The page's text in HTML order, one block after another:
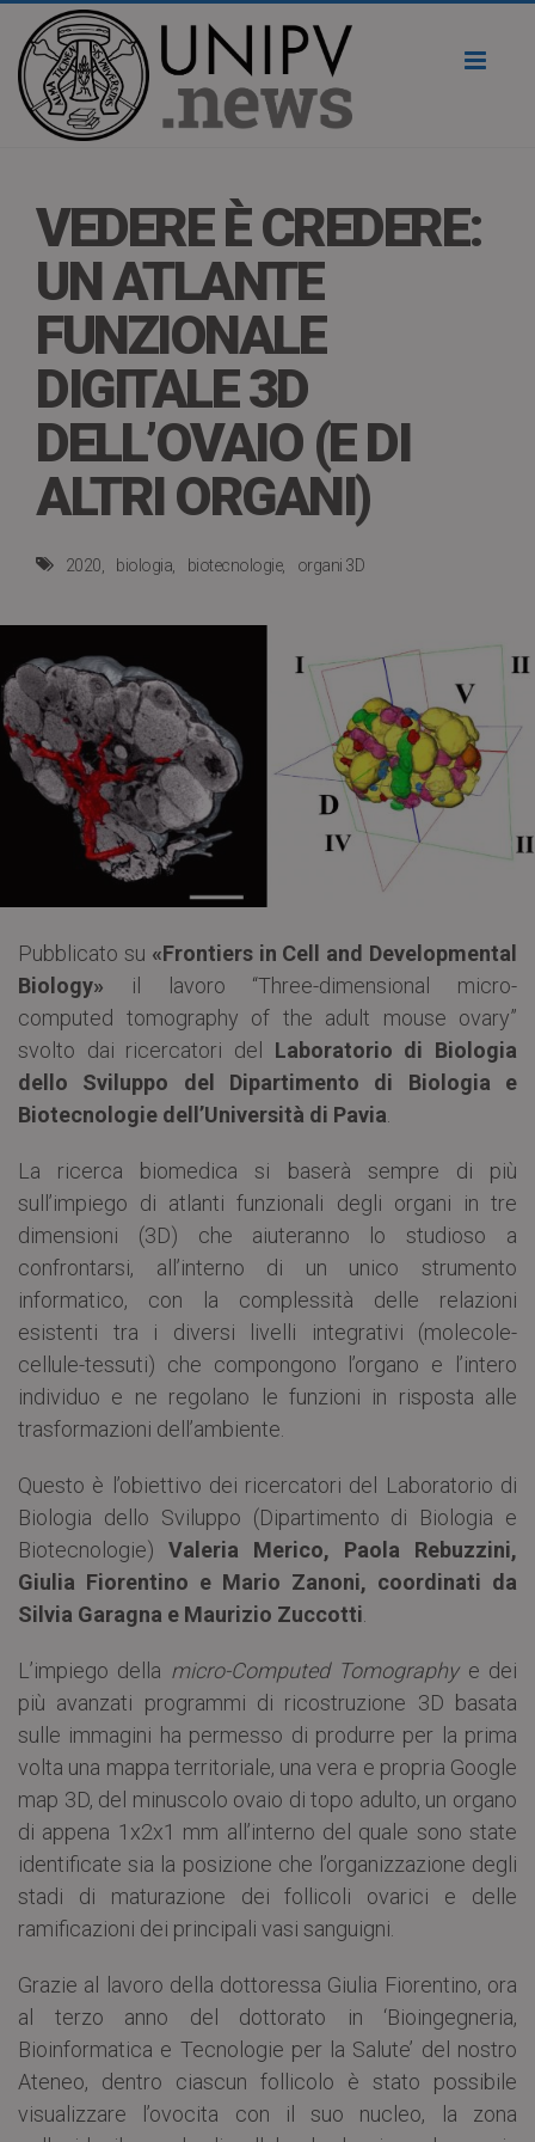
VEDERE È CREDERE:
UN ATLANTE
FUNZIONALE
DIGITALE 3D
DELL’OVAIO (E DI
ALTRI ORGANI)
2020 biologia biotecnologie organi 3D
Pubblicato su «Frontiers in Cell and Developmental
Biology» il lavoro “Three-dimensional micro-
computed tomography of the adult mouse ovary”
svolto dai ricercatori del Laboratorio di Biologia
dello Sviluppo del Dipartimento di Biologia e
Biotecnologie dell’Università di Pavia
La ricerca biomedica si baserà sempre di più
sull’impiego di atlanti funzionali degli organi in tre
dimensioni (3D) che aiuteranno lo studioso a
confrontarsi, all’interno di un unico strumento
informatico, con la complessità delle relazioni
esistenti tra i diversi livelli integrativi (molecole-
cellule-tessuti) che compongono l’organo e l’intero
individuo e ne regolano le funzioni in risposta alle
trasformazioni dell’ambiente.
Questo è l’obiettivo dei ricercatori del Laboratorio di
Biologia dello Sviluppo (Dipartimento di Biologia e
Biotecnologie) Valeria Merico, Paola Rebuzzini,
Giulia Fiorentino e Mario Zanoni, coordinati da
Silvia Garagna e Maurizio Zuccotti
L’impiego della micro-Computed Tomography e dei
più avanzati programmi di ricostruzione 3D basata
sulle immagini ha permesso di produrre per la prima
volta una mappa territoriale, una vera e propria Google
map 3D, del minuscolo ovaio di topo adulto, un organo
di appena 1x2x1 mm all’interno del quale sono state
identificate sia la posizione che l’organizzazione degli
stadi di maturazione dei follicoli ovarici e delle
ramificazioni dei principali vasi sanguigni.
Grazie al lavoro della dottoressa Giulia Fiorentino, ora
al terzo anno del dottorato in ‘Bioingegneria,
Bioinformatica e Tecnologie per la Salute’ del nostro
Ateneo, dentro ciascun follicolo è stato possibile
visualizzare l’ovocita con il suo nucleo, la zona